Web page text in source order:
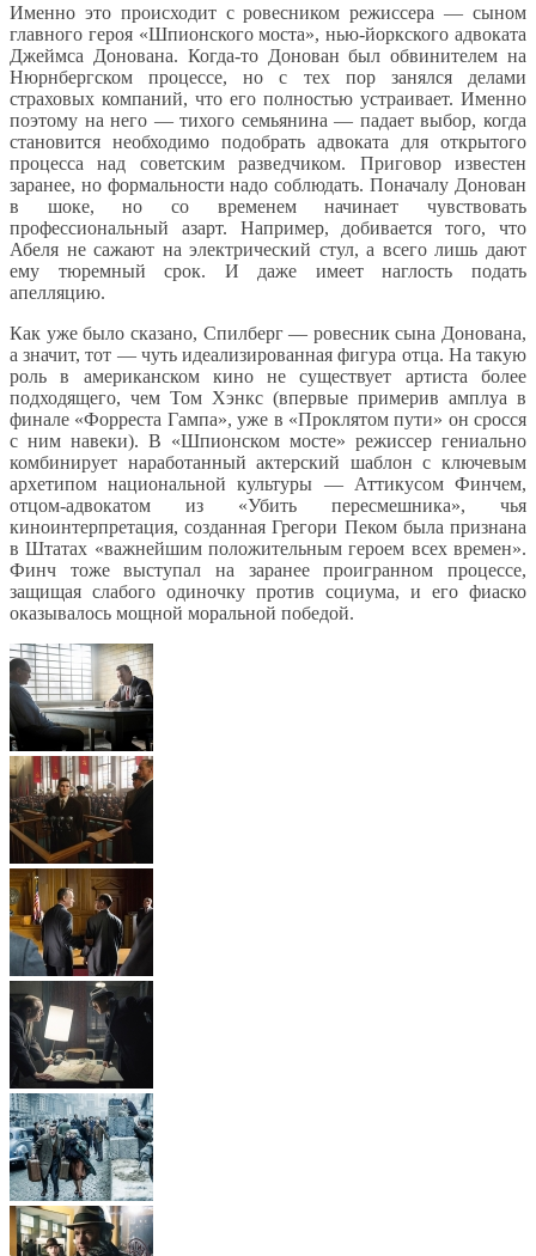
Именно это происходит с ровесником режиссера — сыном
главного героя «Шпионского моста», нью-йоркского адвоката
Джеймса Донована. Когда-то Донован был обвинителем на
Нюрнбергском процессе, но с тех пор занялся делами
страховых компаний, что его полностью устраивает. Именно
поэтому на него — тихого семьянина — падает выбор, когда
становится необходимо подобрать адвоката для открытого
процесса над советским разведчиком. Приговор известен
заранее, но формальности надо соблюдать. Поначалу Донован
в шоке, но со временем начинает чувствовать
профессиональный азарт. Например, добивается того, что
Абеля не сажают на электрический стул, а всего лишь дают
ему тюремный срок. И даже имеет наглость подать
апелляцию.
Как уже было сказано, Спилберг — ровесник сына Донована,
а значит, тот — чуть идеализированная фигура отца. На такую
роль в американском кино не существует артиста более
подходящего, чем Том Хэнкс (впервые примерив амплуа в
финале «Форреста Гампа», уже в «Проклятом пути» он сросся
с ним навеки). В «Шпионском мосте» режиссер гениально
комбинирует наработанный актерский шаблон с ключевым
архетипом национальной культуры — Аттикусом Финчем,
отцом-адвокатом из «Убить пересмешника», чья
киноинтерпретация, созданная Грегори Пеком была признана
в Штатах «важнейшим положительным героем всех времен».
Финч тоже выступал на заранее проигранном процессе,
защищая слабого одиночку против социума, и его фиаско
оказывалось мощной моральной победой.